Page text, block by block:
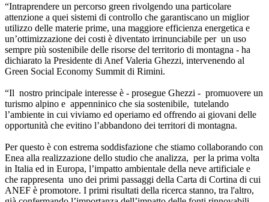
“Intraprendere un percorso green rivolgendo una particolare
attenzione a quei sistemi di controllo che garantiscano un miglior
utilizzo delle materie prime, una maggiore efficienza energetica e
un’ottimizzazione dei costi è diventato irrinunciabile per un uso
sempre più sostenibile delle risorse del territorio di montagna - ha
dichiarato la Presidente di Anef Valeria Ghezzi, intervenendo al
Green Social Economy Summit di Rimini.
“Il nostro principale interesse è - prosegue Ghezzi - promuovere un
turismo alpino e appenninico che sia sostenibile, tutelando
l’ambiente in cui viviamo ed operiamo ed offrendo ai giovani delle
opportunità che evitino l’abbandono dei territori di montagna.
Per questo è con estrema soddisfazione che stiamo collaborando con
Enea alla realizzazione dello studio che analizza, per la prima volta
in Italia ed in Europa, l’impatto ambientale della neve artificiale e
che rappresenta uno dei primi passaggi della Carta di Cortina di cui
ANEF è promotore. I primi risultati della ricerca stanno, tra l'altro,